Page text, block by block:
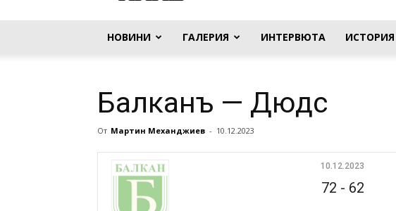
НОВИНИ ГАЛЕРИЯ ИНТЕРВЮТА ИСТОРИЯ
Балканъ — Дюдс
От Мартин Механджиев - 10.12.2023
10.12.2023
72 - 62